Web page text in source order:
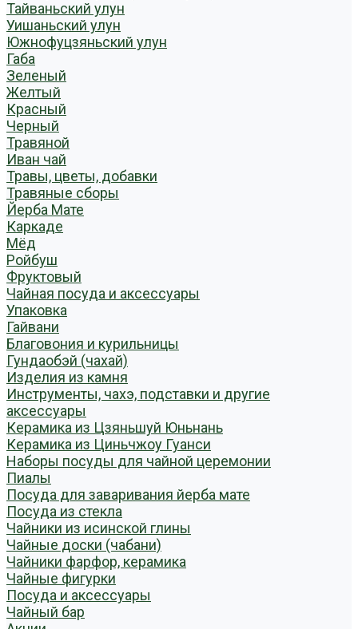
Тайваньский улун
Уишаньский улун
Южнофуцзяньский улун
Габа
Зеленый
Желтый
Красный
Черный
Травяной
Иван чай
Травы, цветы, добавки
Травяные сборы
Йерба Мате
Каркаде
Мёд
Ройбуш
Фруктовый
Чайная посуда и аксессуары
Упаковка
Гайвани
Благовония и курильницы
Гундаобэй (чахай)
Изделия из камня
Инструменты, чахэ, подставки и другие
аксессуары
Керамика из Цзяньшуй Юньнань
Керамика из Циньчжоу Гуанси
Наборы посуды для чайной церемонии
Пиалы
Посуда для заваривания йерба мате
Посуда из стекла
Чайники из исинской глины
Чайные доски (чабани)
Чайники фарфор, керамика
Чайные фигурки
Посуда и аксессуары
Чайный бар